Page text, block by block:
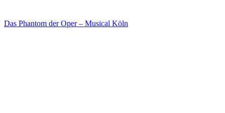
Das Phantom der Oper – Musical Köln